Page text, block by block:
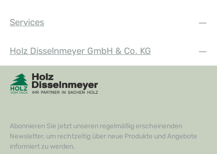
Services
Holz Disselnmeyer GmbH & Co. KG
Abonnieren Sie jetzt unseren regelmäßig erscheinenden
Newsletter, um rechtzeitig über neue Produkte und Angebote
informiert zu werden.